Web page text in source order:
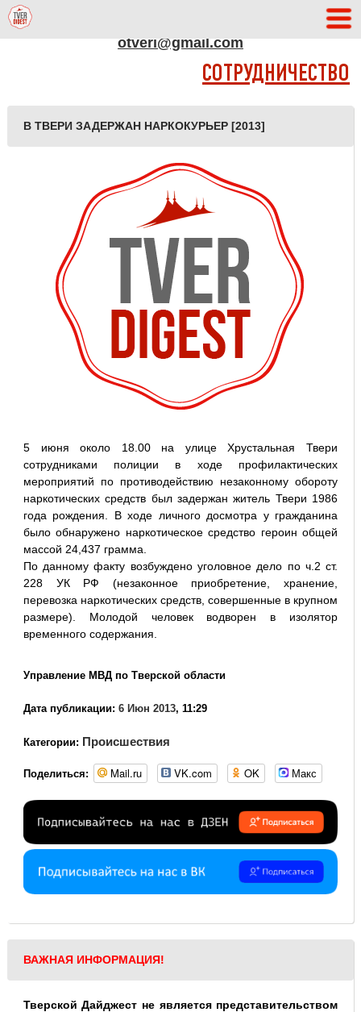
otveri@gmail.com
СОТРУДНИЧЕСТВО
В ТВЕРИ ЗАДЕРЖАН НАРКОКУРЬЕР [2013]
5 июня около 18.00 на улице Хрустальная Твери
сотрудниками полиции в ходе профилактических
мероприятий по противодействию незаконному обороту
наркотических средств был задержан житель Твери 1986
года рождения. В ходе личного досмотра у гражданина
было обнаружено наркотическое средство героин общей
массой 24,437 грамма.
По данному факту возбуждено уголовное дело по ч.2 ст.
228 УК РФ (незаконное приобретение, хранение,
перевозка наркотических средств, совершенные в крупном
размере). Молодой человек водворен в изолятор
временного содержания.
Управление МВД по Тверской области
Дата публикации: 6 Июн 2013, 11:29
Категории: Происшествия
Поделиться: Mail.ru VK.com OK Макс
ВАЖНАЯ ИНФОРМАЦИЯ!
Тверской Дайджест не является представительством